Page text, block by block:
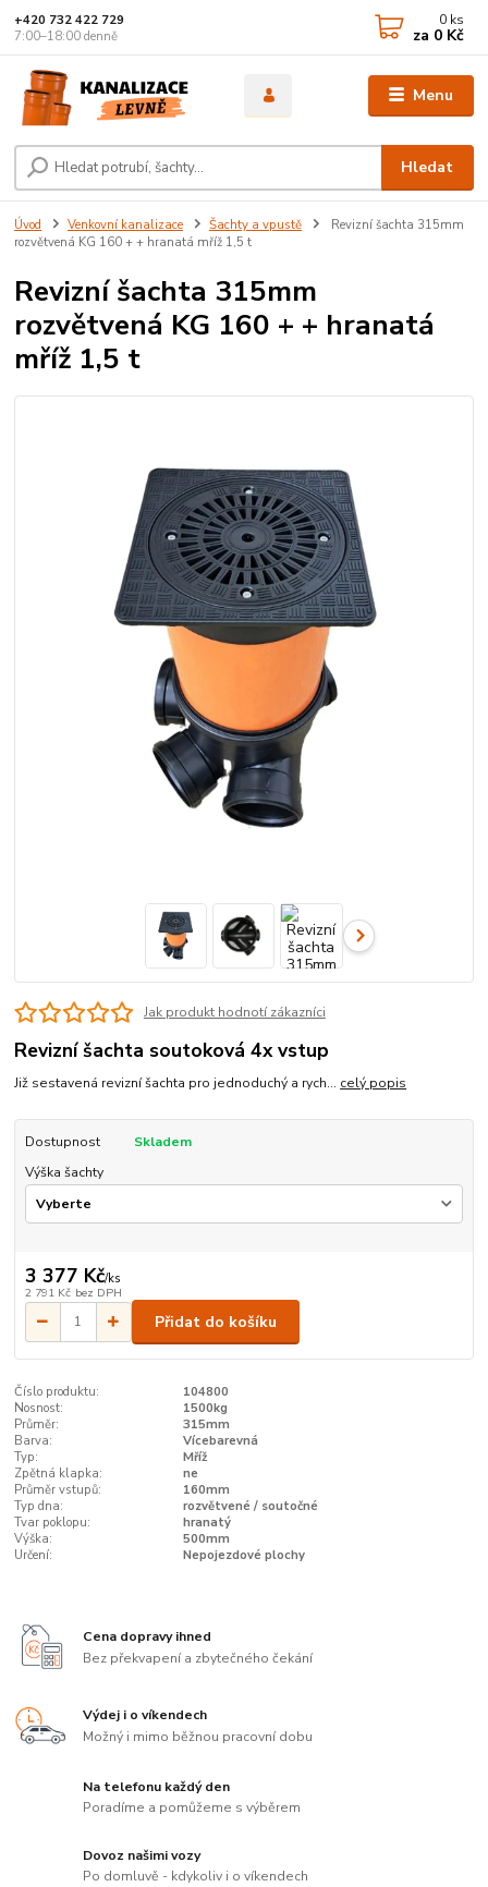
Menu
Hledat
+420 732 422 729
7:00–18:00 denně
0 ks
za 0 Kč
Úvod Venkovní kanalizace Šachty a vpustě
Revizní šachta 315mm
rozvětvená KG 160 + + hranatá mříž 1,5 t
Revizní šachta 315mm
rozvětvená KG 160 + + hranatá
mříž 1,5 t
Jak produkt hodnotí zákazníci
Revizní šachta soutoková 4x vstup
Již sestavená revizní šachta pro jednoduchý a rych... celý popis
Dostupnost
Skladem
Výška šachty
3 377 Kč/ks
2 791 Kč bez DPH
Přidat do košíku
Číslo produktu:
104800
Nosnost:
1500kg
Průměr:
315mm
Barva:
Vícebarevná
Typ:
Mříž
Zpětná klapka:
ne
Průměr vstupů:
160mm
Typ dna:
rozvětvené / soutočné
Tvar poklopu:
hranatý
Výška:
500mm
Určení:
Nepojezdové plochy
Cena dopravy ihned
Bez překvapení a zbytečného čekání
Výdej i o víkendech
Možný i mimo běžnou pracovní dobu
Na telefonu každý den
Poradíme a pomůžeme s výběrem
Dovoz našimi vozy
Po domluvě - kdykoliv i o víkendech